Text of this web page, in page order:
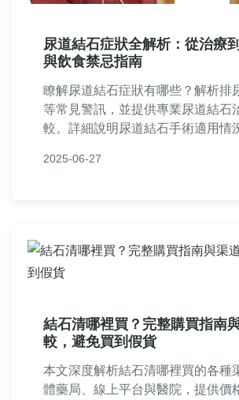
尿道結石症狀全解析：從治療
與飲食禁忌指南
瞭解尿道結石症狀有哪些？解析排
等常見警訊，並提供專業尿道結石
較。詳細說明尿道結石手術適用情
訊，最後分享預防復發的尿道結石
2025-06-27
結石清哪裡買？完整購買指南
較，避免買到假貨
本文深度解析結石清哪裡買的各種
體藥局、線上平台與醫院，提供價